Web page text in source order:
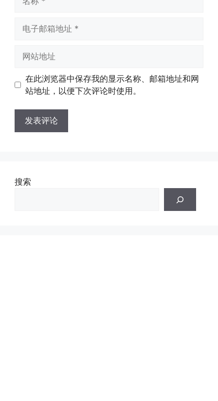
址
址
在此浏览器中保存我的显示名称、邮箱地址和网
站地址，以便下次评论时使用。
搜索